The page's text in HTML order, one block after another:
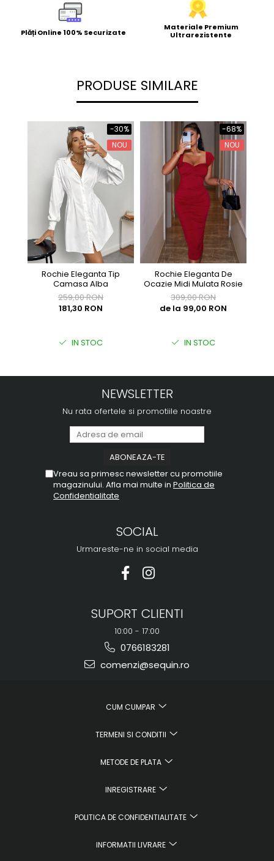
Plăți Online 100% Securizate
Materiale Premium
Ultrarezistente
PRODUSE SIMILARE
-30%
NOU
Rochie Eleganta Tip
Camasa Alba
259,00 RON
181,30 RON
IN STOC
-68%
NOU
Rochie Eleganta De
Ocazie Midi Mulata Rosie
309,00 RON
de la 99,00 RON
IN STOC
NEWSLETTER
Nu rata ofertele si promotiile noastre
Vreau sa primesc newsletter cu promotiile
magazinului. Afla mai multe in Politica de
Confidentialitate
SOCIAL
Urmareste-ne in social media
SUPORT CLIENTI
10:00 - 17:00
0766183281
comenzi@sequin.ro
CUM CUMPAR
TERMENI SI CONDITII
METODE DE PLATA
INREGISTRARE
POLITICA DE CONFIDENTIALITATE
INFORMATII LIVRARE